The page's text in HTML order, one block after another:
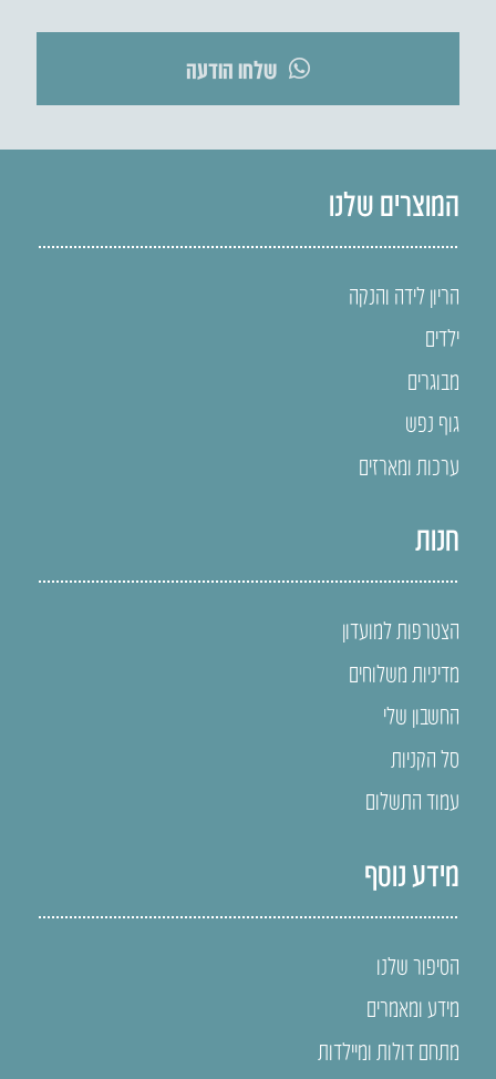
שלחו הודעה
המוצרים שלנו
הריון לידה והנקה
ילדים
מבוגרים
גוף נפש
ערכות ומארזים
חנות
הצטרפות למועדון
מדיניות משלוחים
החשבון שלי
סל הקניות
עמוד התשלום
מידע נוסף
הסיפור שלנו
מידע ומאמרים
מתחם דולות ומיילדות